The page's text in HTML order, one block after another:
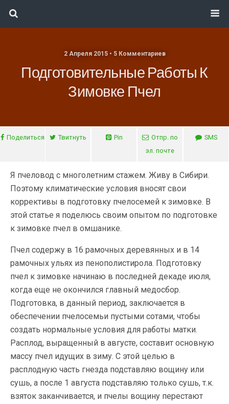
2 Апреля 2015 • 5 Комментариев
Подготовительные Работы К
Зимовке Пчел
Поделиться Твитнуть Pin
Отпр. по
эл. почте
SMS
Я пчеловод с многолетним стажем. Живу в Сибири.
Поэтому климатические условия вносят свои
коррективы в подготовку пчелосемей к зимовке. В
этой статье я поделюсь своим опытом по подготовке
к зимовке пчел в омшанике.
Пчел содержу в 16 рамочных деревянных и в 14
рамочных ульях из пенополистирола. Подготовку
пчел к зимовке начинаю в последней декаде июля,
когда еще не окончился главный медосбор.
Подготовка, в данный период, заключается в
обеспечении пчелосемьи пустыми сотами, чтобы
создать нормальные условия для работы матки.
Расплод, выращенный в августе, составит основную
массу пчел идущих в зиму. С этой целью в
расплодную часть гнезда подставляю вощину или
сушь, а после 1 августа подставляю только сушь, т.к.
взяток заканчивается, и пчелы вощину перестают